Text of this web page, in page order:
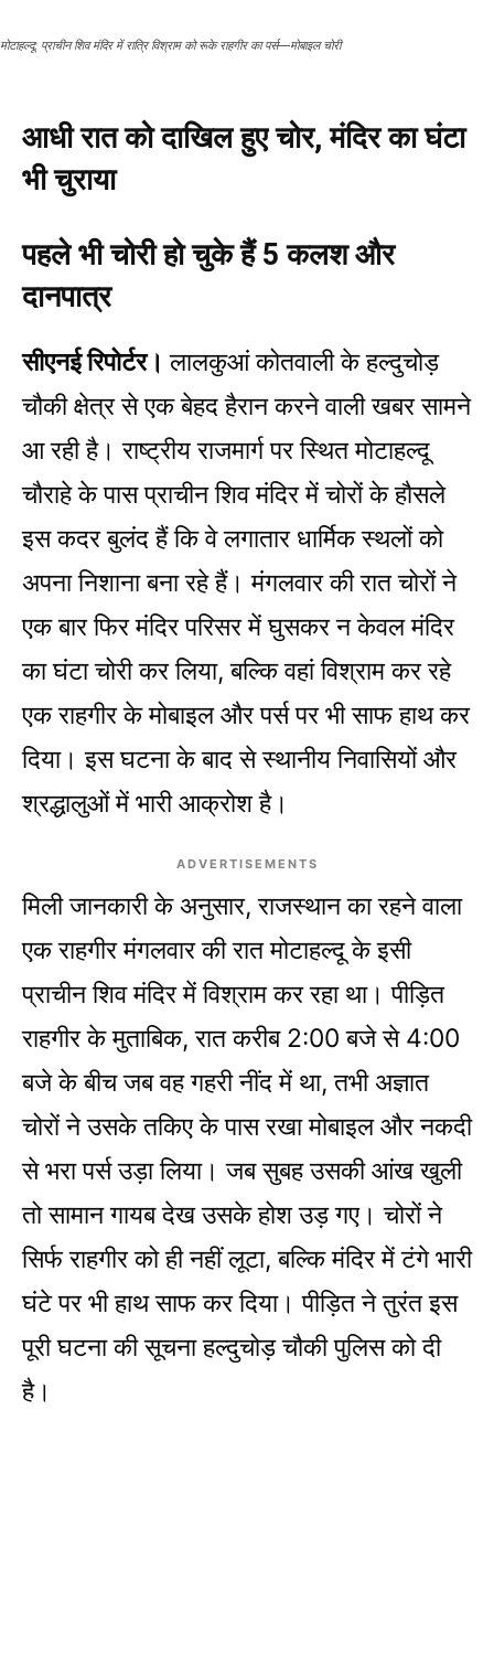
मोटाहल्दू: प्राचीन शिव मंदिर में रात्रि विश्राम को रूके राहगीर का पर्स—मोबाइल चोरी
आधी रात को दाखिल हुए चोर, मंदिर का घंटा
भी चुराया
पहले भी चोरी हो चुके हैं 5 कलश और
दानपात्र
सीएनई रिपोर्टर।लालकुआं कोतवाली के हल्दुचोड़
चौकी क्षेत्र से एक बेहद हैरान करने वाली खबर सामने
आ रही है। राष्ट्रीय राजमार्ग पर स्थित मोटाहल्दू
चौराहे के पास प्राचीन शिव मंदिर में चोरों के हौसले
इस कदर बुलंद हैं कि वे लगातार धार्मिक स्थलों को
अपना निशाना बना रहे हैं। मंगलवार की रात चोरों ने
एक बार फिर मंदिर परिसर में घुसकर न केवल मंदिर
का घंटा चोरी कर लिया, बल्कि वहां विश्राम कर रहे
एक राहगीर के मोबाइल और पर्स पर भी साफ हाथ कर
दिया। इस घटना के बाद से स्थानीय निवासियों और
श्रद्धालुओं में भारी आक्रोश है।
ADVERTISEMENTS
मिली जानकारी के अनुसार, राजस्थान का रहने वाला
एक राहगीर मंगलवार की रात मोटाहल्दू के इसी
प्राचीन शिव मंदिर में विश्राम कर रहा था। पीड़ित
राहगीर के मुताबिक, रात करीब 2:00 बजे से 4:00
बजे के बीच जब वह गहरी नींद में था, तभी अज्ञात
चोरों ने उसके तकिए के पास रखा मोबाइल और नकदी
से भरा पर्स उड़ा लिया। जब सुबह उसकी आंख खुली
तो सामान गायब देख उसके होश उड़ गए। चोरों ने
सिर्फ राहगीर को ही नहीं लूटा, बल्कि मंदिर में टंगे भारी
घंटे पर भी हाथ साफ कर दिया। पीड़ित ने तुरंत इस
पूरी घटना की सूचना हल्दुचोड़ चौकी पुलिस को दी
है।